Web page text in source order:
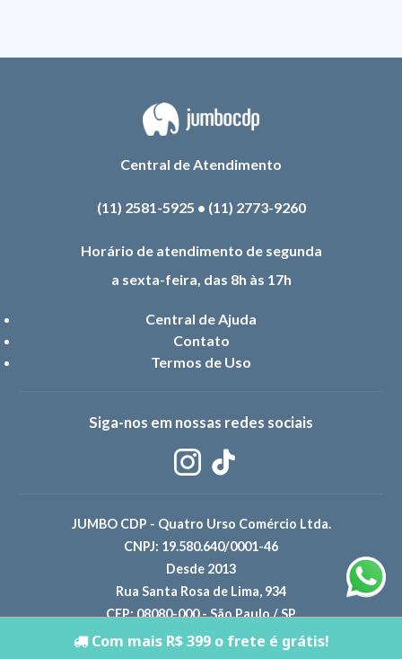
Com mais R$ 399 o frete é grátis!
Central de Atendimento
(11) 2581-5925 • (11) 2773-9260
Horário de atendimento de segunda
a sexta-feira, das 8h às 17h
Central de Ajuda
Contato
Termos de Uso
Siga-nos em nossas redes sociais
JUMBO CDP - Quatro Urso Comércio Ltda.
CNPJ: 19.580.640/0001-46
Desde 2013
Rua Santa Rosa de Lima, 934
CEP: 08080-000 - São Paulo / SP